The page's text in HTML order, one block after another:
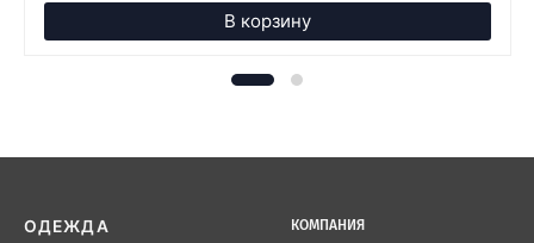
В корзину
ОДЕЖДА КОМПАНИЯ